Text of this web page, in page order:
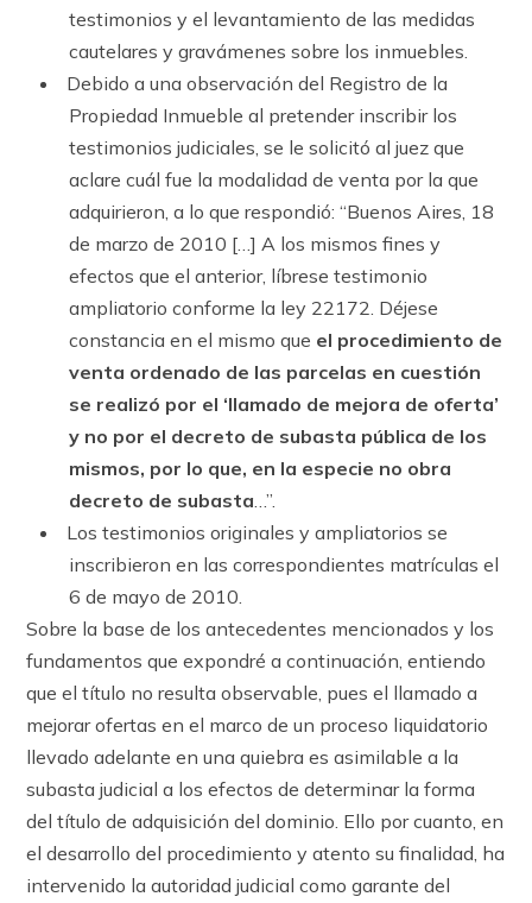
testimonios y el levantamiento de las medidas
cautelares y gravámenes sobre los inmuebles.
Debido a una observación del Registro de la
Propiedad Inmueble al pretender inscribir los
testimonios judiciales, se le solicitó al juez que
aclare cuál fue la modalidad de venta por la que
adquirieron, a lo que respondió: “Buenos Aires, 18
de marzo de 2010 […] A los mismos fines y
efectos que el anterior, líbrese testimonio
ampliatorio conforme la ley 22172. Déjese
constancia en el mismo que el procedimiento de
venta ordenado de las parcelas en cuestión
se realizó por el ‘llamado de mejora de oferta’
y no por el decreto de subasta pública de los
mismos, por lo que, en la especie no obra
decreto de subasta …”.
Los testimonios originales y ampliatorios se
inscribieron en las correspondientes matrículas el
6 de mayo de 2010.
Sobre la base de los antecedentes mencionados y los
fundamentos que expondré a continuación, entiendo
que el título no resulta observable, pues el llamado a
mejorar ofertas en el marco de un proceso liquidatorio
llevado adelante en una quiebra es asimilable a la
subasta judicial a los efectos de determinar la forma
del título de adquisición del dominio. Ello por cuanto, en
el desarrollo del procedimiento y atento su finalidad, ha
intervenido la autoridad judicial como garante del